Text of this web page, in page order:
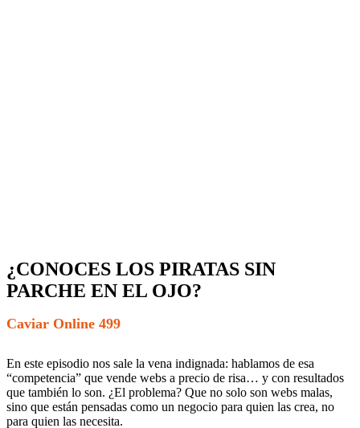
¿CONOCES LOS PIRATAS SIN
PARCHE EN EL OJO?
Caviar Online 499
En este episodio nos sale la vena indignada: hablamos de esa
“competencia” que vende webs a precio de risa… y con resultados
que también lo son. ¿El problema? Que no solo son webs malas,
sino que están pensadas como un negocio para quien las crea, no
para quien las necesita.